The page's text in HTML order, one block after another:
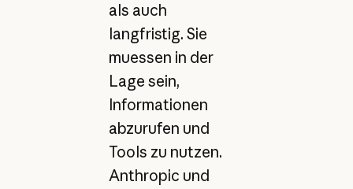
als auch
langfristig. Sie
muessen in der
Lage sein,
Informationen
abzurufen und
Tools zu nutzen.
Anthropic und